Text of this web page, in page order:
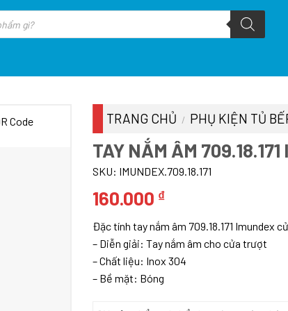
TRANG CHỦ / PHỤ KIỆN TỦ
TAY NẮM ÂM
SKU: IMUNDEX.709.18.171
160.000 ₫
Đặc tính tay nắm âm 709.18.171 Imundex
– ​Diễn giải: Tay nắm âm cho cửa trượt
– Chất liệu: Inox 304
– Bề mặt: Bóng